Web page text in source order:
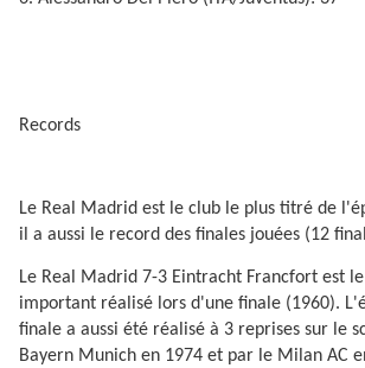
Records
Le Real Madrid est le club le plus titré de
il a aussi le record des finales jouées (12
Le Real Madrid 7-3 Eintracht Francfort est
important réalisé lors d'une finale (1960).
finale a aussi été réalisé à 3 reprises sur le
Bayern Munich en 1974 et par le Milan AC